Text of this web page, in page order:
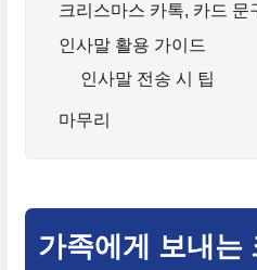
크리스마스 카톡, 카드 문
인사말 활용 가이드
인사말 전송 시 팁
마무리
가족에게 보내는